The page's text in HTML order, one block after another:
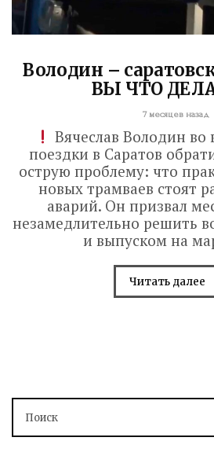
Володин –
ВЫ ЧТО
7 месяцев назад
Вячеслав Володин во
поездки в Саратов
острую проблему: что
новых трамваев стоят
аварий. Он призвал
незамедлительно решить
и выпуском на
Читать далее
Володин: 31